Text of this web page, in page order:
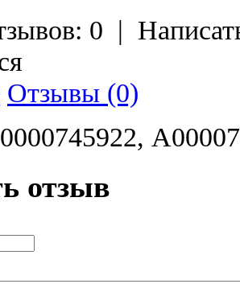
0 |
Отзывы (0)
отзыв